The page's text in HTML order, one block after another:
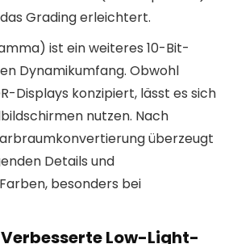
Grading erleichtert.
ist ein weiteres 10-Bit-
Dynamikumfang. Obwohl
Displays konzipiert, lässt es sich
nutzen. Nach
überzeugt
Details und
besonders bei
Low-Light-